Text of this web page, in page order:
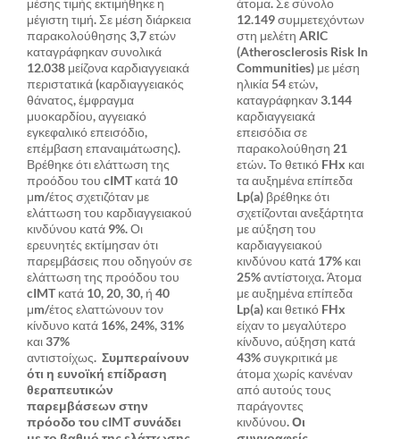
μέσης τιμής εκτιμήθηκε η
μέγιστη τιμή. Σε μέση διάρκεια
παρακολούθησης 3,7 ετών
καταγράφηκαν συνολικά
12.038 μείζονα καρδιαγγειακά
περιστατικά (καρδιαγγειακός
θάνατος, έμφραγμα
μυοκαρδίου, αγγειακό
εγκεφαλικό επεισόδιο,
επέμβαση επαναιμάτωσης).
Βρέθηκε ότι ελάττωση της
προόδου του cIMT κατά 10
μm/έτος σχετιζόταν με
ελάττωση του καρδιαγγειακού
κινδύνου κατά 9%. Οι
ερευνητές εκτίμησαν ότι
παρεμβάσεις που οδηγούν σε
ελάττωση της προόδου του
cIMT κατά 10, 20, 30, ή 40
μm/έτος ελαττώνουν τον
κίνδυνο κατά 16%, 24%, 31%
και 37%
αντιστοίχως.Συμπεραίνουν
ότι η ευνοϊκή επίδραση
θεραπευτικών
παρεμβάσεων στην
πρόοδο του cIMT συνάδει
άτομα. Σε σύνολο
12.149 συμμετεχόντων
στη μελέτη ARIC
(Atherosclerosis Risk In
Communities) με μέση
ηλικία 54 ετών,
καταγράφηκαν 3.144
καρδιαγγειακά
επεισόδια σε
παρακολούθηση 21
ετών. Το θετικό FHx και
τα αυξημένα επίπεδα
Lp(a) βρέθηκε ότι
σχετίζονται ανεξάρτητα
με αύξηση του
καρδιαγγειακού
κινδύνου κατά 17% και
25% αντίστοιχα. Άτομα
με αυξημένα επίπεδα
Lp(a) και θετικό FHx
είχαν το μεγαλύτερο
κίνδυνο, αύξηση κατά
43% συγκριτικά με
άτομα χωρίς κανέναν
από αυτούς τους
παράγοντες
κινδύνου.Οι